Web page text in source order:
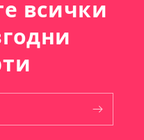
всички